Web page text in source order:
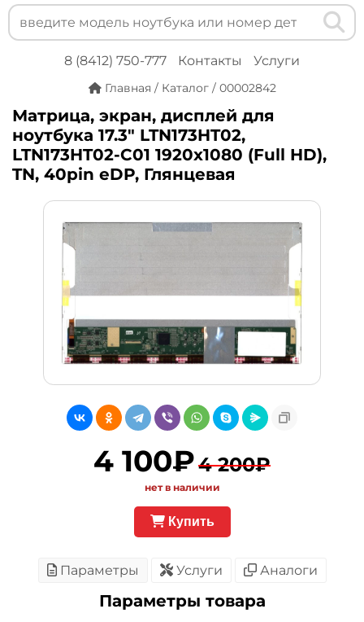
8 (8412) 750-777 Контакты Услуги
Главная / Каталог / 00002842
Матрица, экран, дисплей для
ноутбука 17.3" LTN173HT02,
LTN173HT02-C01 1920x1080 (Full HD),
TN, 40pin eDP, Глянцевая
4 100₽4 200₽
нет в наличии
Купить
Параметры Услуги Аналоги
Параметры товара